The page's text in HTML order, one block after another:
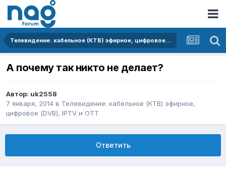
Телевидение: кабельное (КТВ) эфирное, цифровое (DVB), IPTV и OTT
А почему так никто не делает?
Автор: uk2558
7 января, 2014 в Телевидение: кабельное (КТВ) эфирное,
цифровое (DVB), IPTV и OTT
Ответить